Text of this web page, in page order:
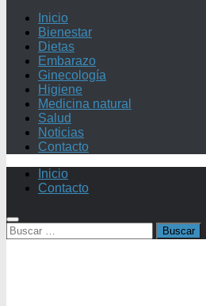
Inicio
Bienestar
Dietas
Embarazo
Ginecología
Higiene
Medicina natural
Salud
Noticias
Contacto
Inicio
Contacto
Buscar: